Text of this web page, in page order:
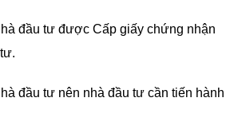
đầu tư được Cấp giấy chứng nhận
đầu tư nên nhà đầu tư cần tiến hành